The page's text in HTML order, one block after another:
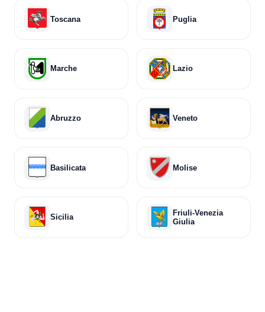
Toscana Puglia
Marche Lazio
Abruzzo Veneto
Basilicata Molise
Sicilia
Friuli-Venezia
Giulia